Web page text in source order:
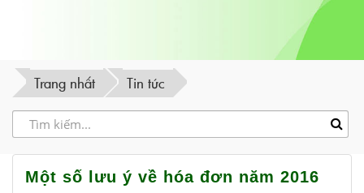
tạo
Việt
-
Trang nhất Tin tức
Một số lưu ý về hóa đơn năm 2016